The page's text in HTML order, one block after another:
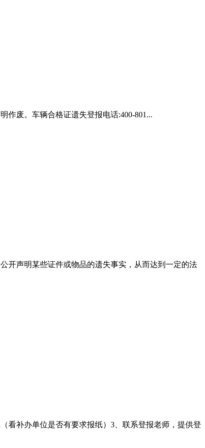
作废。车辆合格证遗失登报电话:400-801...
开声明某些证件或物品的遗失事实，从而达到一定的法
看补办单位是否有要求报纸）3、联系登报老师，提供登